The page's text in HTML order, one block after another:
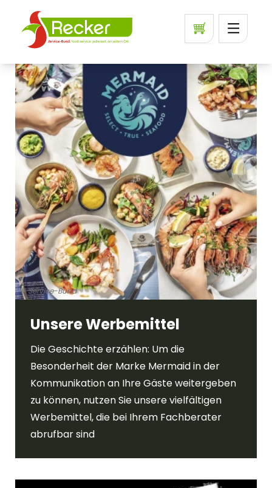
© Service-Bund
Unsere Werbemittel
Die Geschichte erzählen: Um die
Besonderheit der Marke Mermaid in der
Kommunikation an Ihre Gäste weitergeben
zu können, nutzen Sie unsere vielfältigen
Werbemittel, die bei Ihrem Fachberater
abrufbar sind